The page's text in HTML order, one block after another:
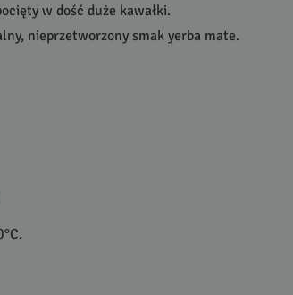
w dość duże kawałki.
nieprzetworzony smak yerba mate.